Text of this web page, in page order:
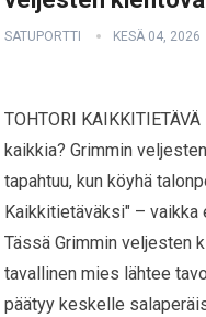
SATUPORTTI KESÄ 04, 2026
TOHTORI
kaikkia? Grimmin
tapahtuu, kun köyhä
Kaikkitietäväksi" – vaikka
Tässä Grimmin veljesten
tavallinen mies lähtee
päätyy keskelle